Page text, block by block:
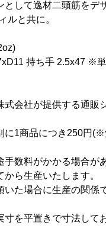
して逸材二頭筋をデ
ルと共に。
持ち手 2.5x47 ※
式会社が提供する通販
に1商品につき250円
手数料がかかる場合が
から生産いたします。
いた場合に生産の関係
寸を平置きで寸法して